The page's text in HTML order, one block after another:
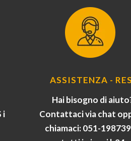
i
ASSISTENZA -
Hai bisogno di
Contattaci via chat
chiamaci: 051-